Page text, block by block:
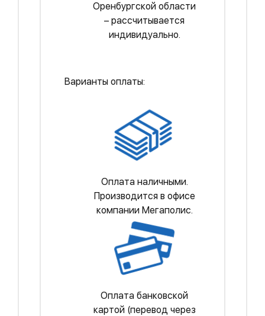
Оренбургской области
– рассчитывается
индивидуально.
Варианты оплаты:
Оплата наличными.
Производится в офисе
компании Мегаполис.
Оплата банковской
картой (перевод через